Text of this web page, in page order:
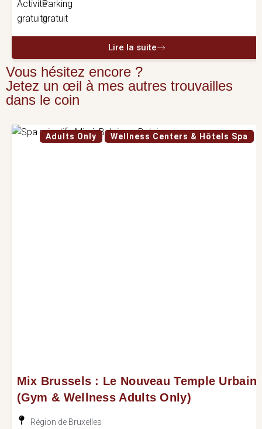
Lire la suite
Vous hésitez encore ?
Jetez un œil à mes autres trouvailles
dans le coin
Adults Only Wellness Centers & Hôtels Spa
Mix Brussels : Le Nouveau Temple Urbain
(Gym & Wellness Adults Only)
Région de Bruxelles